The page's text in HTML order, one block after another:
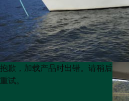
Product
List
Product
List
抱歉，加载产品时出错。请稍后
重试。